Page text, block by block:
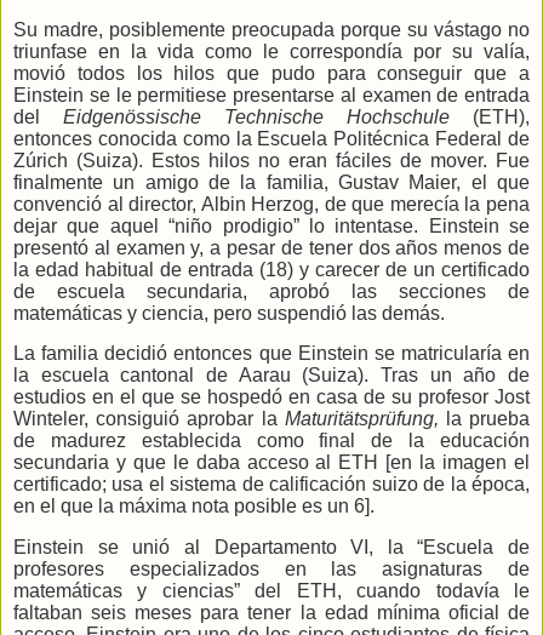
Su madre, posiblemente preocupada porque su vástago no
triunfase en la vida como le correspondía por su valía,
movió todos los hilos que pudo para conseguir que a
Einstein se le permitiese presentarse al examen de entrada
del Eidgenössische Technische Hochschule (ETH),
entonces conocida como la Escuela Politécnica Federal de
Zúrich (Suiza). Estos hilos no eran fáciles de mover. Fue
finalmente un amigo de la familia, Gustav Maier, el que
convenció al director, Albin Herzog, de que merecía la pena
dejar que aquel “niño prodigio” lo intentase. Einstein se
presentó al examen y, a pesar de tener dos años menos de
la edad habitual de entrada (18) y carecer de un certificado
de escuela secundaria, aprobó las secciones de
matemáticas y ciencia, pero suspendió las demás.
La familia decidió entonces que Einstein se matricularía en
la escuela cantonal de Aarau (Suiza). Tras un año de
estudios en el que se hospedó en casa de su profesor Jost
Winteler, consiguió aprobar la Maturitätsprüfung,
la prueba
de madurez establecida como final de la educación
secundaria y que le daba acceso al ETH [en la imagen el
certificado; usa el sistema de calificación suizo de la época,
en el que la máxima nota posible es un 6].
Einstein se unió al Departamento VI, la “Escuela de
profesores especializados en las asignaturas de
matemáticas y ciencias” del ETH, cuando todavía le
faltaban seis meses para tener la edad mínima oficial de